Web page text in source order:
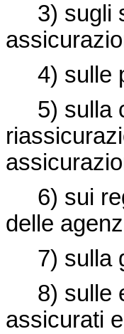
3) sugli
4) sulle
5) sulla
6) sui
delle
7) sulla
8) sulle
assicurati